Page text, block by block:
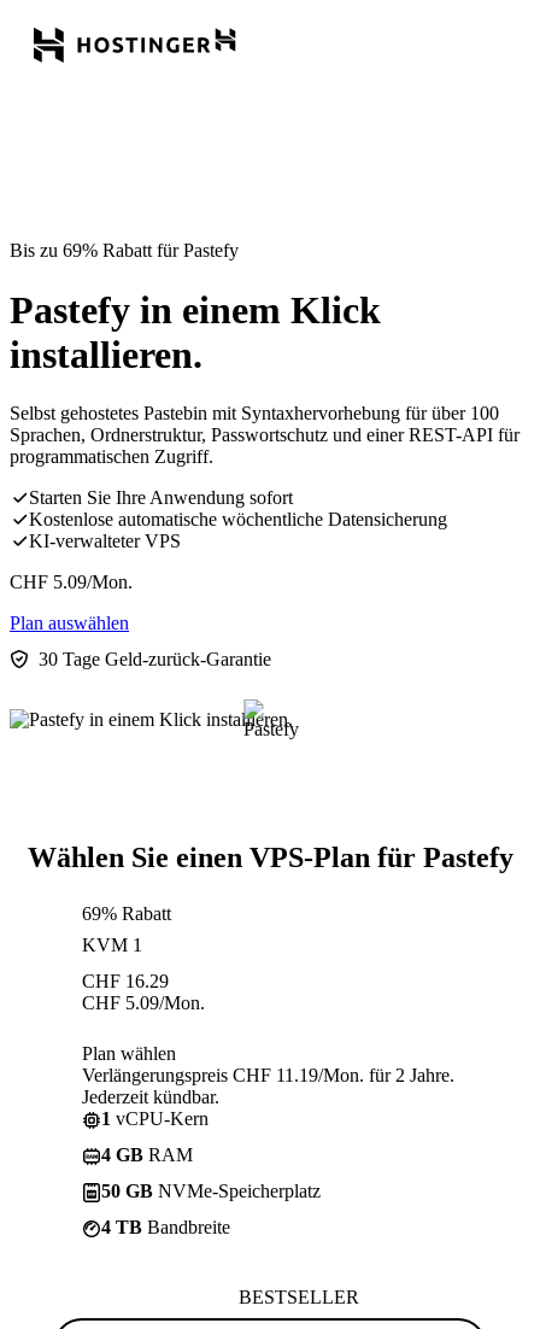
Bis zu 69% Rabatt für Pastefy
Pastefy in einem Klick
installieren.
Selbst gehostetes Pastebin mit Syntaxhervorhebung für über 100
Sprachen, Ordnerstruktur, Passwortschutz und einer REST-API für
programmatischen Zugriff.
Starten Sie Ihre Anwendung sofort
Kostenlose automatische wöchentliche Datensicherung
KI-verwalteter VPS
CHF 5.09/Mon.
Plan auswählen
30 Tage Geld-zurück-Garantie
Wählen Sie einen VPS-Plan für Pastefy
69% Rabatt
KVM 1
CHF 16.29
CHF 5.09/Mon.
Plan wählen
Verlängerungspreis CHF 11.19/Mon. für 2 Jahre.
Jederzeit kündbar.
1 vCPU-Kern
4 GB RAM
50 GB NVMe-Speicherplatz
4 TB Bandbreite
BESTSELLER